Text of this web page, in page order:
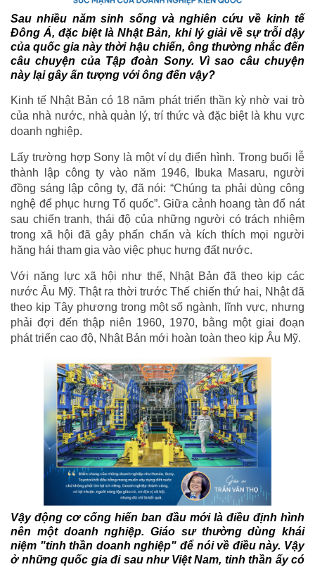
Sau nhiều năm sinh sống và nghiên cứu về kinh tế
Đông Á, đặc biệt là Nhật Bản, khi lý giải về sự trỗi dậy
của quốc gia này thời hậu chiến, ông thường nhắc đến
câu chuyện của Tập đoàn Sony. Vì sao câu chuyện
này lại gây ấn tượng với ông đến vậy?
Kinh tế Nhật Bản có 18 năm phát triển thần kỳ nhờ vai trò
của nhà nước, nhà quản lý, trí thức và đặc biệt là khu vực
doanh nghiệp.
Lấy trường hợp Sony là một ví dụ điển hình. Trong buổi lễ
thành lập công ty vào năm 1946, Ibuka Masaru, người
đồng sáng lập công ty, đã nói: “Chúng ta phải dùng công
nghệ để phục hưng Tổ quốc”. Giữa cảnh hoang tàn đổ nát
sau chiến tranh, thái độ của những người có trách nhiệm
trong xã hội đã gây phấn chấn và kích thích mọi người
hăng hái tham gia vào việc phục hưng đất nước.
Với năng lực xã hội như thế, Nhật Bản đã theo kịp các
nước Âu Mỹ. Thật ra thời trước Thế chiến thứ hai, Nhật đã
theo kịp Tây phương trong một số ngành, lĩnh vực, nhưng
phải đợi đến thập niên 1960, 1970, bằng một giai đoạn
phát triển cao độ, Nhật Bản mới hoàn toàn theo kịp Âu Mỹ.
Vậy động cơ cống hiến ban đầu mới là điều định hình
nên một doanh nghiệp. Giáo sư thường dùng khái
niệm "tinh thần doanh nghiệp" để nói về điều này. Vậy
ở những quốc gia đi sau như Việt Nam, tinh thần ấy có